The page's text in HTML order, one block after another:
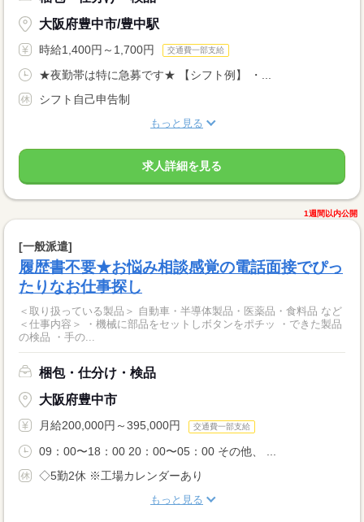
大阪府豊中市/豊中駅
時給1,400円～1,700円 交通費一部支給
★夜勤帯は特に急募です★ 【シフト例】 ・...
シフト自己申告制
もっと見る
求人詳細を見る
1週間以内公開
[一般派遣]
履歴書不要★お悩み相談感覚の電話面接でぴっ
たりなお仕事探し
＜取り扱っている製品＞ 自動車・半導体製品・医薬品・食料品 など
＜仕事内容＞ ・機械に部品をセットしボタンをポチッ ・できた製品
の検品 ・手の...
梱包・仕分け・検品
大阪府豊中市
月給200,000円～395,000円 交通費一部支給
09：00〜18：00 20：00〜05：00 その他、 ...
◇5勤2休 ※工場カレンダーあり
もっと見る